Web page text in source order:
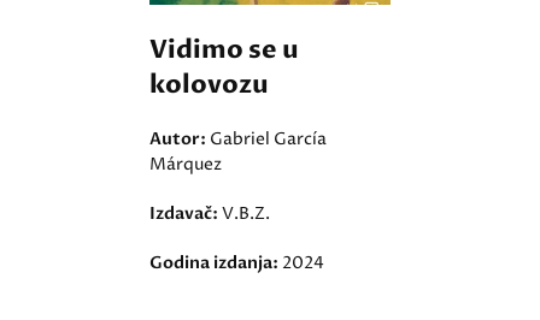
Vidimo se u
kolovozu
Autor: Gabriel García
Márquez
Izdavač: V.B.Z.
Godina izdanja: 2024